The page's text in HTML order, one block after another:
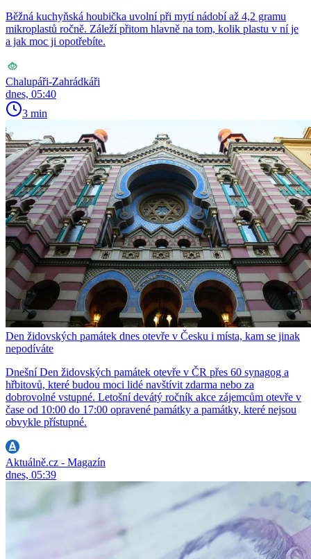
Běžná kuchyňská houbička uvolní při mytí nádobí až 4,2 gramu
mikroplastů ročně. Záleží přitom hlavně na tom, kolik plastu v ní je
a jak moc ji opotřebíte.
Chalupáři-Zahrádkáři
dnes, 05:40
3 min
Den židovských památek dnes otevře v Česku i místa, kam se jinak
nepodíváte
Dnešní Den židovských památek otevře v ČR přes 60 synagog a
hřbitovů, které budou moci lidé navštívit zdarma nebo za
dobrovolné vstupné. Letošní devátý ročník akce zájemcům otevře v
čase od 10:00 do 17:00 opravené památky a památky, které nejsou
obvykle přístupné.
Aktuálně.cz - Magazín
dnes, 05:39